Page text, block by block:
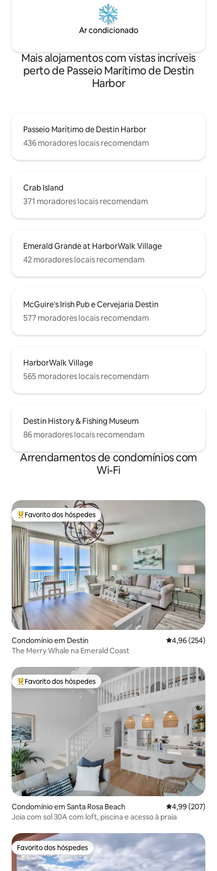
Ar condicionado
Mais alojamentos com vistas incríveis
perto de Passeio Marítimo de Destin
Harbor
Passeio Marítimo de Destin Harbor
436 moradores locais recomendam
Crab Island
371 moradores locais recomendam
Emerald Grande at HarborWalk Village
42 moradores locais recomendam
McGuire's Irish Pub e Cervejaria Destin
577 moradores locais recomendam
HarborWalk Village
565 moradores locais recomendam
Destin History & Fishing Museum
86 moradores locais recomendam
Arrendamentos de condomínios com
Wi-Fi
Favoritos dos hóspedes mais apreciados
Favorito dos hóspedes
Condomínio em Destin Classificação
4,96 (254)
The Merry Whale na Emerald Coast
Favoritos dos hóspedes mais apreciados
Favorito dos hóspedes
Condomínio em Santa Rosa Beach Classificação
4,99 (207)
Joia com sol 30A com loft, piscina e acesso à praia
Favorito dos hóspedes
Favorito dos hóspedes